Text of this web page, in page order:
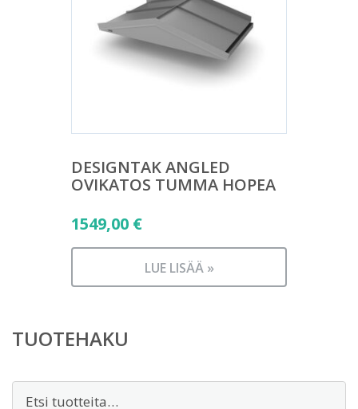
DESIGNTAK ANGLED
OVIKATOS TUMMA HOPEA
1549,00 €
LUE LISÄÄ »
TUOTEHAKU